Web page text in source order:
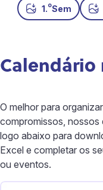
1.oSem
Calendário
O melhor para
compromissos, nossos
logo abaixo para
Excel e completar os
ou eventos.